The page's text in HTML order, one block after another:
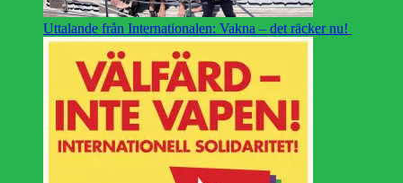
Uttalande från Internationalen: Vakna – det räcker nu!